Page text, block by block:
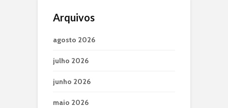
Arquivos
agosto 2026
julho 2026
junho 2026
maio 2026